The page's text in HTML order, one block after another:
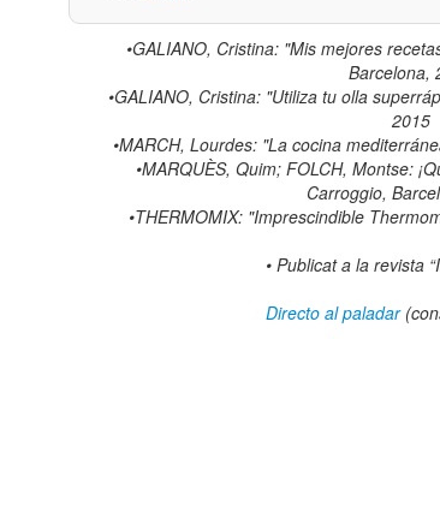
•GALIANO, Cristina: "Mis mejores
Barcelona,
•GALIANO, Cristina: "Utiliza tu olla
2015
​ •MARCH, Lourdes: "La cocina
•MARQUÈS, Quim; FOLCH, Montse:
Carroggio,
•THERMOMIX: "Imprescindible
• Publicat a la revista
Directo al paladar